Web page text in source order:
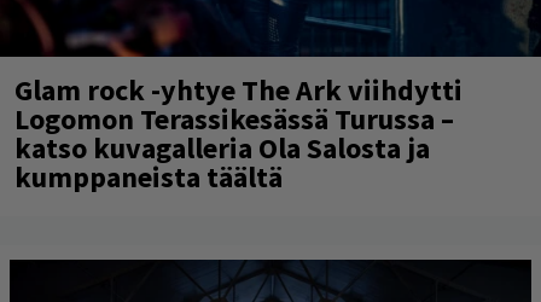
Glam rock -yhtye The Ark viihdytti
Logomon Terassikesässä Turussa –
katso kuvagalleria Ola Salosta ja
kumppaneista täältä